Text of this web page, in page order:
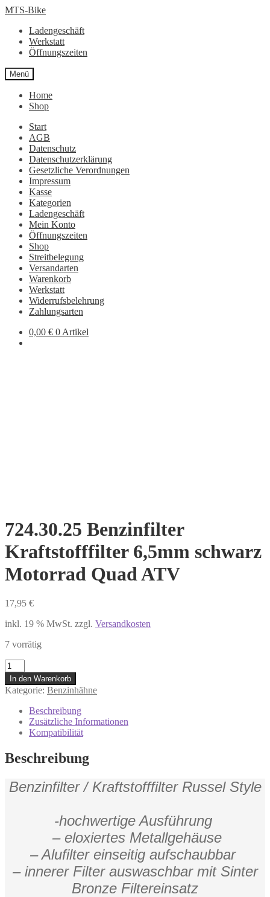
Zur
springen
Zum
springen
MTS-Bike
Ladengeschäft
Werkstatt
Öffnungszeiten
Menü
Home
Shop
Start
AGB
Datenschutz
Datenschutzerklärung
Gesetzliche Verordnungen
Impressum
Kasse
Kategorien
Ladengeschäft
Mein Konto
Öffnungszeiten
Shop
Streitbelegung
Versandarten
Warenkorb
Werkstatt
Widerrufsbelehrung
Zahlungsarten
0,00 € 0 Artikel
724.30.25 Benzinfilter
Kraftstofffilter 6,5mm schwarz
Motorrad Quad ATV
17,95 €
inkl. 19 % MwSt. zzgl. Versandkosten
7 vorrätig
724.30.25
Benzinfilter
Kraftstofffilter
6,5mm
schwarz
Motorrad
Quad
Menge
In den Warenkorb
Kategorie: Benzinhähne
Beschreibung
Zusätzliche Informationen
Kompatibilität
Beschreibung
Benzinfilter / Kraftstofffilter Russel Style
-hochwertige Ausführung
– eloxiertes Metallgehäuse
– Alufilter einseitig aufschaubbar
– innerer Filter auswaschbar mit Sinter
Bronze Filtereinsatz